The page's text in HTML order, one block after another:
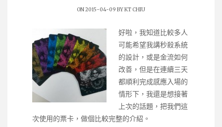
ON 2015-04-09 BYKT CHIU
好啦，我知道比較多人
可能希望我講秒殺系統
的設計，或是金流如何
改善，但是在連續三天
都順利完成感應入場的
情形下，我還是想接著
上次的話題，把我們這
次使用的票卡，做個比較完整的介紹。